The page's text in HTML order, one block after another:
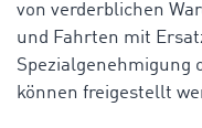
von verderblichen
und Fahrten mit
Spezialgenehmigung
können freigestellt